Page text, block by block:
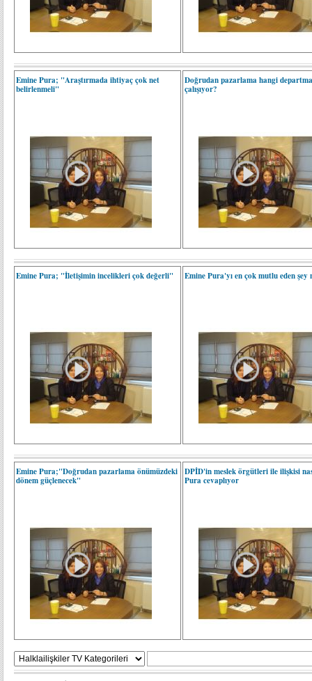
Emine Pura; "Araştırmada ihtiyaç çok net
belirlenmeli"
Doğrudan pazarlama hangi
çalışıyor?
Emine Pura; "İletişimin incelikleri çok değerli" Emine Pura'yı en çok mutlu eden şey
Emine Pura;"Doğrudan pazarlama önümüzdeki
dönem güçlenecek"
DPİD'in meslek örgütleri ile ilişkisi
Pura cevaplıyor